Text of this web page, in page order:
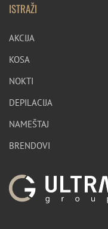
ISTRAŽI
AKCIJA
KOSA
NOKTI
DEPILACIJA
NAMEŠTAJ
BRENDOVI